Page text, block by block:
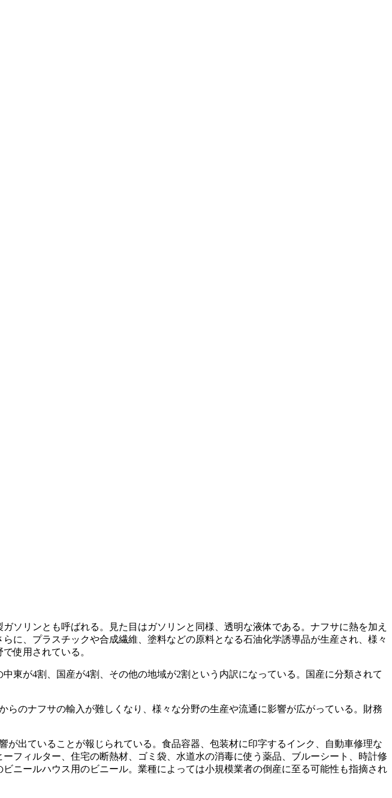
リンとも呼ばれる。見た目はガソリンと同様、透明な液体である。ナフサに熱を加え
に、プラスチックや合成繊維、塗料などの原料となる石油化学誘導品が生産され、様々
使用されている。
が4割、国産が4割、その他の地域が2割という内訳になっている。国産に分類されて
のナフサの輸入が難しくなり、様々な分野の生産や流通に影響が広がっている。財務
出ていることが報じられている。食品容器、包装材に印字するインク、自動車修理な
フィルター、住宅の断熱材、ゴミ袋、水道水の消毒に使う薬品、ブルーシート、時計修
ニールハウス用のビニール。業種によっては小規模業者の倒産に至る可能性も指摘され